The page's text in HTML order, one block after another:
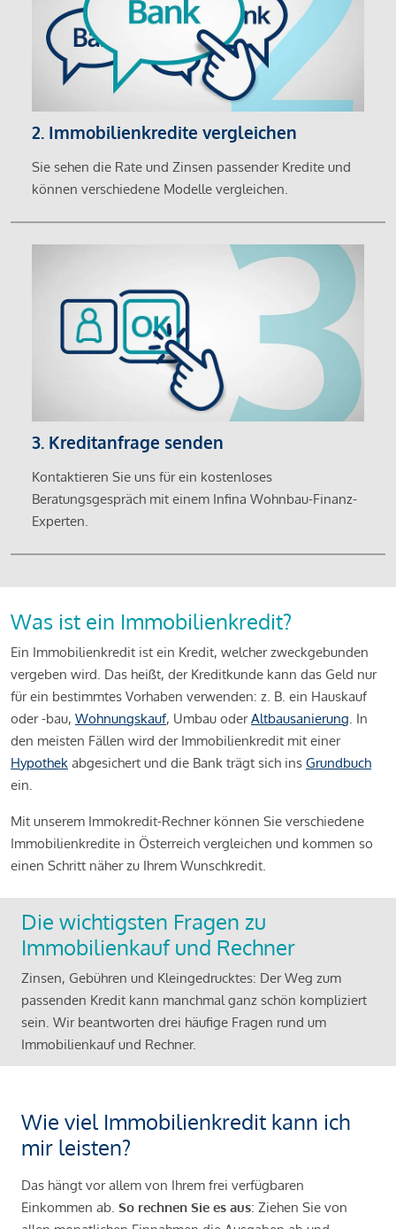
2. Immobilienkredite vergleichen
Sie sehen die Rate und Zinsen passender Kredite und
können verschiedene Modelle vergleichen.
3. Kreditanfrage senden
Kontaktieren Sie uns für ein kostenloses
Beratungsgespräch mit einem Infina Wohnbau-Finanz-
Experten.
Was ist ein Immobilienkredit?
Ein Immobilienkredit ist ein Kredit, welcher zweckgebunden
vergeben wird. Das heißt, der Kreditkunde kann das Geld nur
für ein bestimmtes Vorhaben verwenden: z. B. ein Hauskauf
oder -bau, Wohnungskauf, Umbau oderAltbausanierung. In
den meisten Fällen wird der Immobilienkredit mit einer
Hypothek abgesichert und die Bank trägt sich ins Grundbuch
ein.
Mit unserem Immokredit-Rechner können Sie verschiedene
Immobilienkredite in Österreich vergleichen und kommen so
einen Schritt näher zu Ihrem Wunschkredit.
Die wichtigsten Fragen zu
Immobilienkauf und Rechner
Zinsen, Gebühren und Kleingedrucktes: Der Weg zum
passenden Kredit kann manchmal ganz schön kompliziert
sein. Wir beantworten drei häufige Fragen rund um
Immobilienkauf und Rechner.
Wie viel Immobilienkredit kann ich
mir leisten?
Das hängt vor allem von Ihrem frei verfügbaren
Einkommen ab. So rechnen Sie es aus: Ziehen Sie von